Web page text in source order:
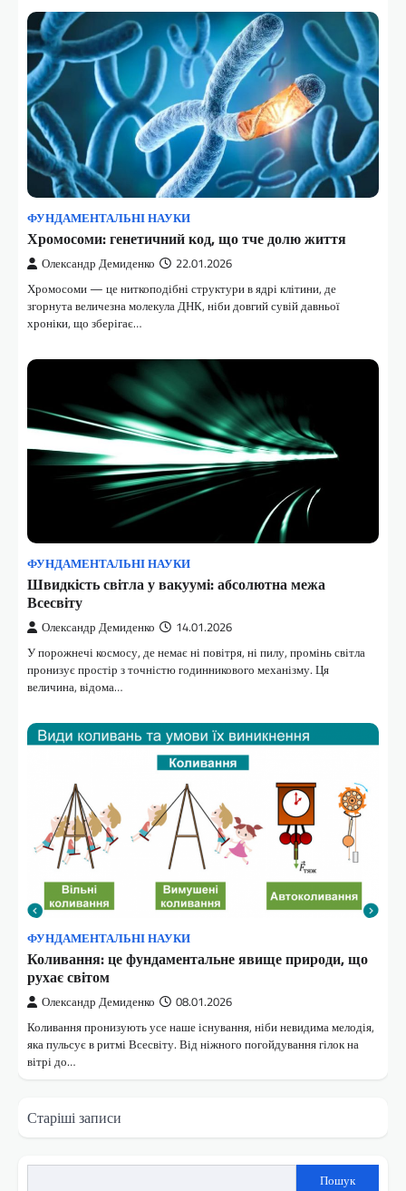
ФУНДАМЕНТАЛЬНІ НАУКИ
Хромосоми: генетичний код, що тче долю життя
Олександр Демиденко 22.01.2026
Хромосоми — це ниткоподібні структури в ядрі клітини, де
згорнута величезна молекула ДНК, ніби довгий сувій давньої
хроніки, що зберігає…
ФУНДАМЕНТАЛЬНІ НАУКИ
Швидкість світла у вакуумі: абсолютна межа
Всесвіту
Олександр Демиденко 14.01.2026
У порожнечі космосу, де немає ні повітря, ні пилу, промінь світла
пронизує простір з точністю годинникового механізму. Ця
величина, відома…
ФУНДАМЕНТАЛЬНІ НАУКИ
Коливання: це фундаментальне явище природи, що
рухає світом
Олександр Демиденко 08.01.2026
Коливання пронизують усе наше існування, ніби невидима мелодія,
яка пульсує в ритмі Всесвіту. Від ніжного погойдування гілок на
вітрі до…
Навігація
за
записами
Старіші записи
Пошук